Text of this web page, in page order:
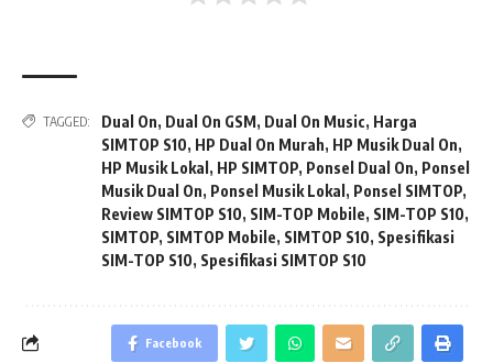
TAGGED: Dual On, Dual On GSM, Dual On Music, Harga
SIMTOP S10, HP Dual On Murah, HP Musik Dual On,
HP Musik Lokal , HP SIMTOP, Ponsel Dual On, Ponsel
Musik Dual On, Ponsel Musik Lokal , Ponsel SIMTOP,
Review SIMTOP S10, SIM-TOP Mobile, SIM-TOP S10,
SIMTOP, SIMTOP Mobile, SIMTOP S10, Spesifikasi
SIM-TOP S10, Spesifikasi SIMTOP S10
Facebook